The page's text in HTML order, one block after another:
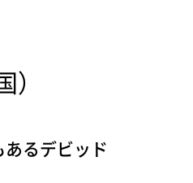
るデビッド